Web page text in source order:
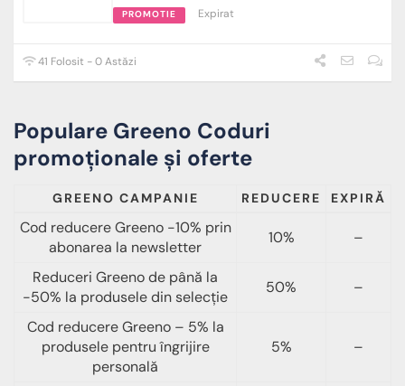
PROMOTIE Expirat
41 Folosit - 0 Astăzi
Populare Greeno Coduri
promoționale și oferte
GREENO CAMPANIE REDUCERE EXPIRĂ
Cod reducere Greeno -10% prin
abonarea la newsletter
10% –
Reduceri Greeno de până la
-50% la produsele din selecție
50% –
Cod reducere Greeno – 5% la
produsele pentru îngrijire
personală
5% –